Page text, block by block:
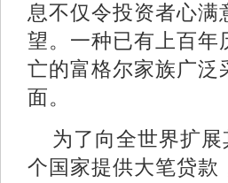
息不仅令投资者心
望。一种已有上百年
亡的富格尔家族广泛
面。
为了向全世界扩
个国家提供大笔贷款